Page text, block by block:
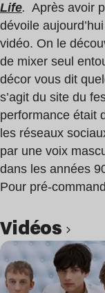
Life. Après avoir
dévoile
vidéo. On le
de mixer seul
décor vous dit
s’agit du site du
performance était
les réseaux
par une voix
dans les années
Pour pré-
Vidéos